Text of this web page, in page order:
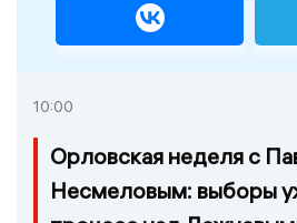
10:00
Орловская неделя с
Несмеловым: выборы